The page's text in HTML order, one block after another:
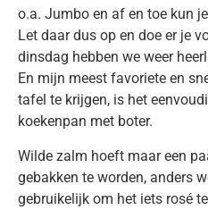
o.a. Jumbo en af en toe kun
Let daar dus op en doe er je
dinsdag hebben we weer
En mijn meest favoriete en
tafel te krijgen, is het
koekenpan met boter.
Wilde zalm hoeft maar een
gebakken te worden, anders
gebruikelijk om het iets rosé